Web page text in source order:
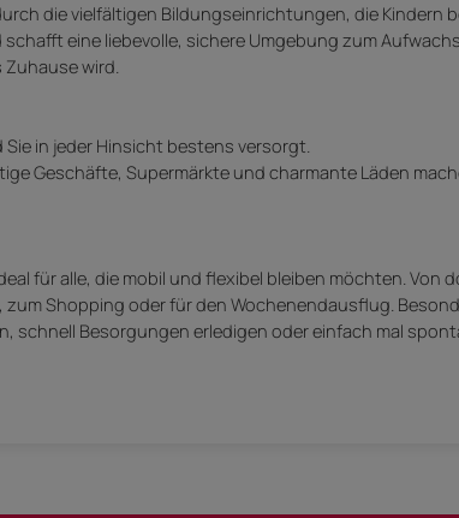
die vielfältigen Bildungseinrichtungen, die
eine liebevolle, sichere Umgebung zum
Zuhause wird.
Sie in jeder Hinsicht bestens versorgt.
Geschäfte, Supermärkte und charmante Läden
für alle, die mobil und flexibel bleiben möchten. Von
zum Shopping oder für den Wochenendausflug.
Besorgungen erledigen oder einfach mal